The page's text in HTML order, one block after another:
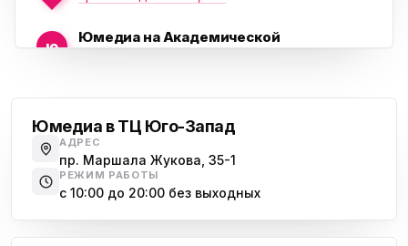
ю
Юмедиа на Академической
Юмедиа на Наставников
пр. Наставников 35
Юмедиа в ТЦ Юго-Запад
АДРЕС
пр. Маршала Жукова, 35-1
РЕЖИМ РАБОТЫ
с 10:00 до 20:00 без выходных